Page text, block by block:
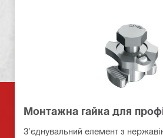
Монтажна гайка для
З'єднувальний елемент з